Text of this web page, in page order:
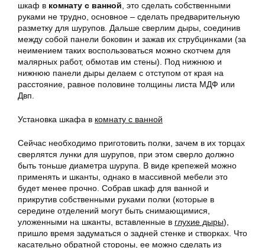
шкаф в комнату с ванной, это сделать собственными
руками не трудно, основное – сделать предварительную
разметку для шурупов. Дальше сверлим дыры, соединив
между собой панели боковин и зажав их струбцинками (за
неимением таких воспользоваться можно скотчем для
малярных работ, обмотав им стены). Под нижнюю и
нижнюю панели дыры делаем с отступом от края на
расстояние, равное половине толщины листа МДФ или
Двп.
Установка шкафа в комнату с ванной
Сейчас необходимо приготовить полки, зачем в их торцах
сверлятся лунки для шурупов, при этом сверло должно
быть тоньше диаметра шурупа. В виде крепежей можно
применять и шканты, однако в массивной мебели это
будет менее прочно. Собрав шкаф для ванной и
прикрутив собственными руками полки (которые в
середине отделений могут быть снимающимися,
уложенными на шканты, вставленные в глухие дыры),
пришло время задуматься о задней стенке и створках. Что
касательно обратной стороны, ее можно сделать из